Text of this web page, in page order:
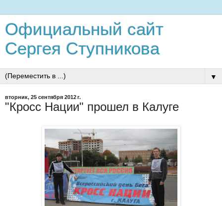
Официальный сайт
Сергея Ступникова
▼
вторник, 25 сентября 2012 г.
"Кросс Нации" прошел в Калуге